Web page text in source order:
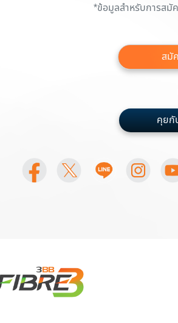
*ข้อมูลสำหรับการสมั
สมั
คุยกั